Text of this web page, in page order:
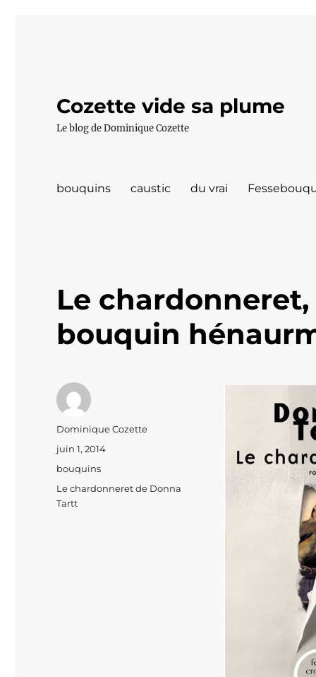
Cozette vide sa plume
Le blog de Dominique Cozette
bouquins caustic du vrai
Le
bouquin
Auteur
Dominique Cozette
Publié
le
juin 1, 2014
Catégories
bouquins
Étiquettes
Le chardonneret de Donna
Tartt